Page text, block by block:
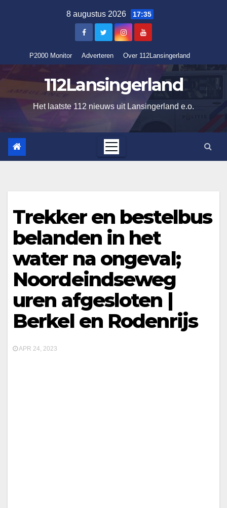
8 augustus 2026 17:35
P2000 Monitor Adverteren Over 112Lansingerland
112Lansingerland
Het laatste 112 nieuws uit Lansingerland e.o.
Trekker en bestelbus
belanden in het
water na ongeval;
Noordeindseweg
uren afgesloten |
Berkel en Rodenrijs
APR 24, 2023